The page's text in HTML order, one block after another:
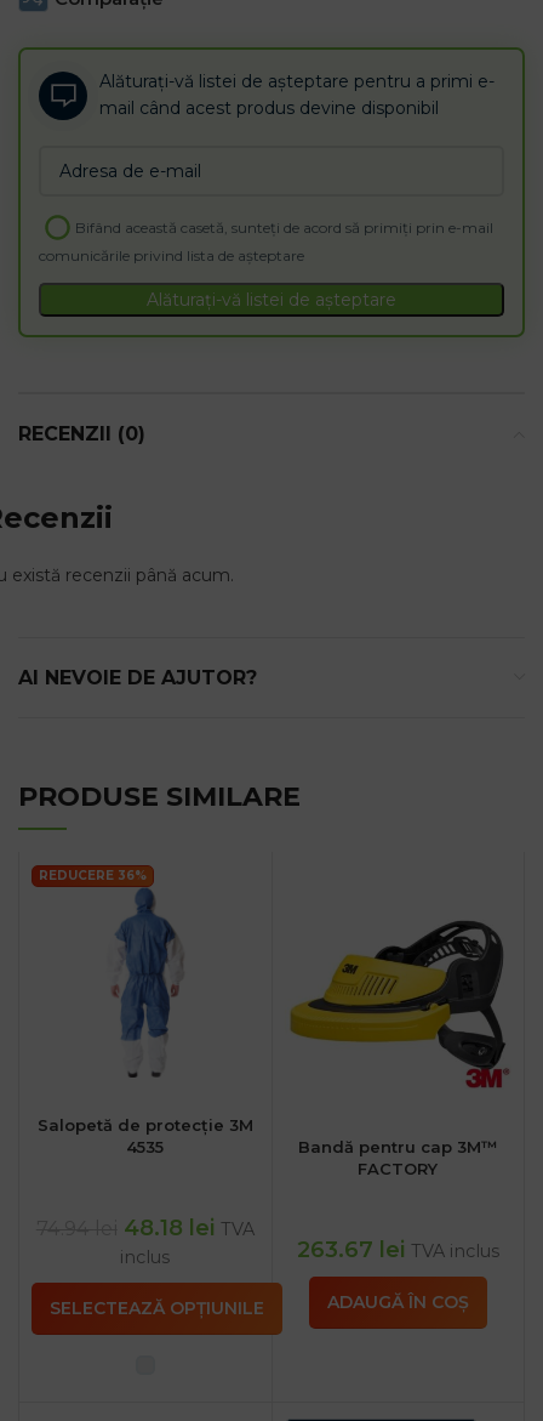
Alăturați-vă listei de așteptare pentru a primi e-
mail când acest produs devine disponibil
Bifând această casetă, sunteți de acord să primiți prin e-mail
comunicările privind lista de așteptare
your
email
address
to
join
the
waitlist
product
Alăturați-vă listei de așteptare
RECENZII (0)
există recenzii până acum.
AI NEVOIE DE AJUTOR?
PRODUSE SIMILARE
REDUCERE 36%
Salopetă de protecție 3M
4535
48.18 lei TVA
inclus
SELECTEAZĂ OPȚIUNILE
Bandă pentru cap 3M™
FACTORY
263.67 lei TVA inclus
ADAUGĂ ÎN COȘ